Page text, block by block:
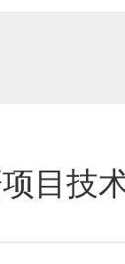
目技